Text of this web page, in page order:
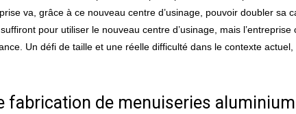
va, grâce à ce nouveau centre d’usinage, pouvoir doubler
pour utiliser le nouveau centre d’usinage, mais
Un défi de taille et une réelle difficulté dans le contexte
fabrication de menuiseries aluminium